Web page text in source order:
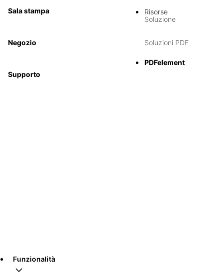
Risorse
Soluzione
Soluzioni PDF
PDFelement
Sala stampa
Negozio
Supporto
Funzionalità